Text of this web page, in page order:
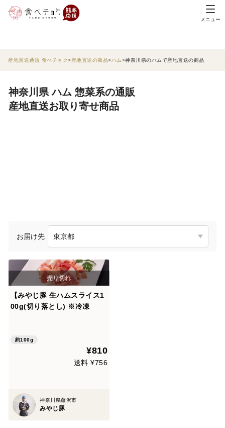
メニュー
産地直送通販 食べチョク 産地直送の商品 ハム 神奈川県のハムで産地直送の商品
神奈川県 ハム 惣菜系の通販
産地直送お取り寄せ商品
お届け先
【みやじ豚 生ハムスライス1
00g(切り落とし) ※冷凍
約100g
¥810
送料 ¥756
神奈川県藤沢市
みやじ豚